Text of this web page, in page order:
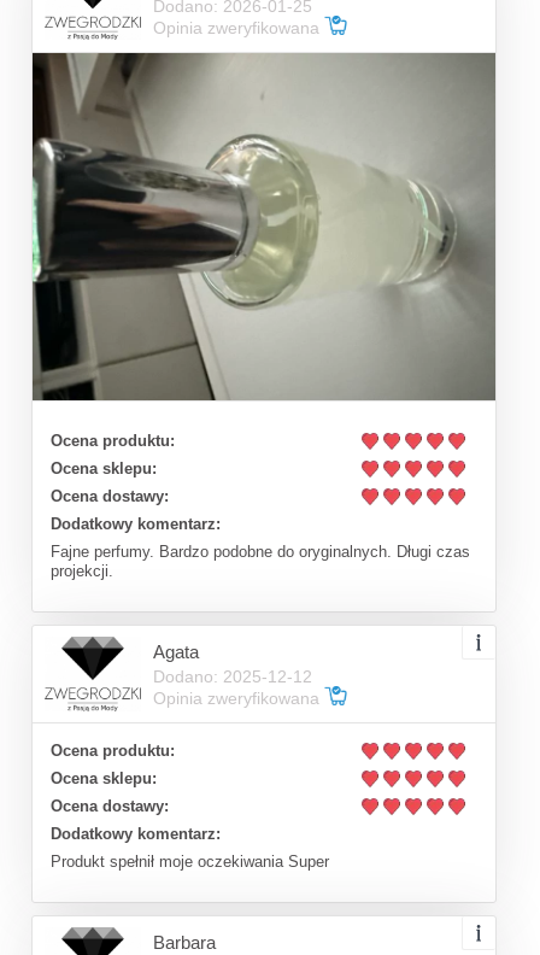
Dodano: 2026-01-25
Opinia zweryfikowana
Ocena produktu:
Ocena sklepu:
Ocena dostawy:
Dodatkowy komentarz:
Fajne perfumy. Bardzo podobne do oryginalnych. Długi czas
projekcji.
Agata
Dodano: 2025-12-12
Opinia zweryfikowana
Ocena produktu:
Ocena sklepu:
Ocena dostawy:
Dodatkowy komentarz:
Produkt spełnił moje oczekiwania Super
Barbara